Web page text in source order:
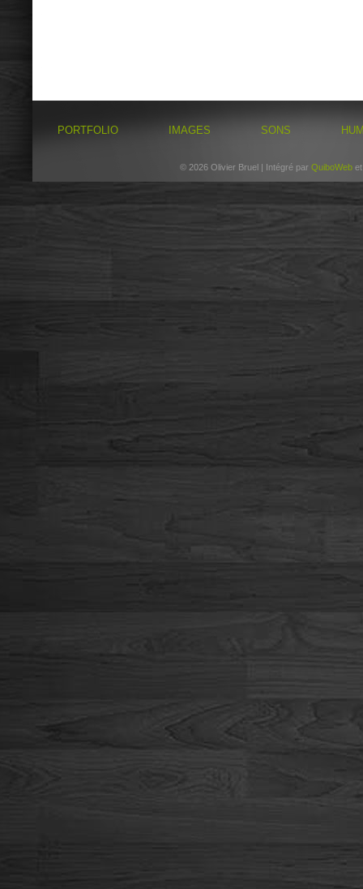
PORTFOLIO IMAGES SONS
© 2026 Olivier Bruel | Intégré par QuiboWeb